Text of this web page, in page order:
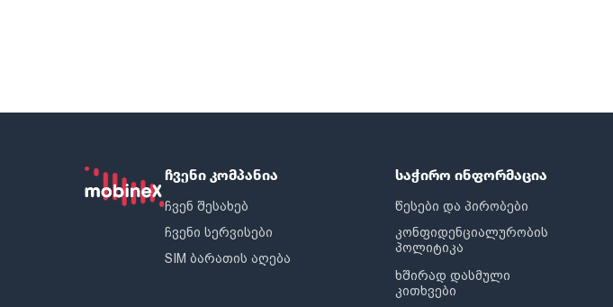
ჩვენი კომპანია
ჩვენ შესახებ
ჩვენი სერვისები
SIM ბარათის აღება
საჭირო ინფორმაცია
წესები და პირობები
კონფიდენციალურობის
პოლიტიკა
ხშირად დასმული
კითხვები